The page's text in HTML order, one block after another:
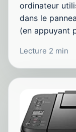
ordinateur
dans le
(en appuyant
Lecture 2 min